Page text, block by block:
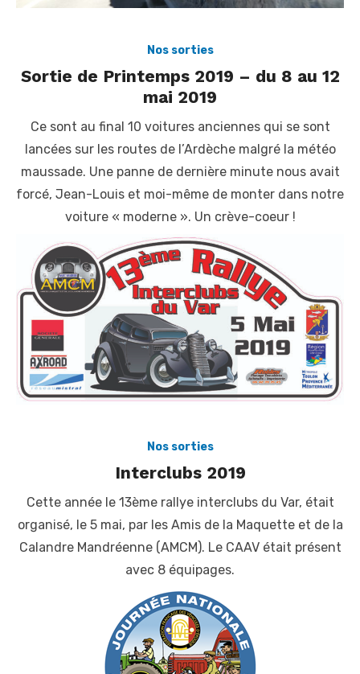
Nos sorties
Sortie de Printemps 2019 – du 8 au 12
mai 2019
Ce sont au final 10 voitures anciennes qui se sont
lancées sur les routes de l’Ardèche malgré la météo
maussade. Une panne de dernière minute nous avait
forcé, Jean-Louis et moi-même de monter dans notre
voiture « moderne ». Un crève-coeur !
Nos sorties
Interclubs 2019
Cette année le 13ème rallye interclubs du Var, était
organisé, le 5 mai, par les Amis de la Maquette et de la
Calandre Mandréenne (AMCM). Le CAAV était présent
avec 8 équipages.